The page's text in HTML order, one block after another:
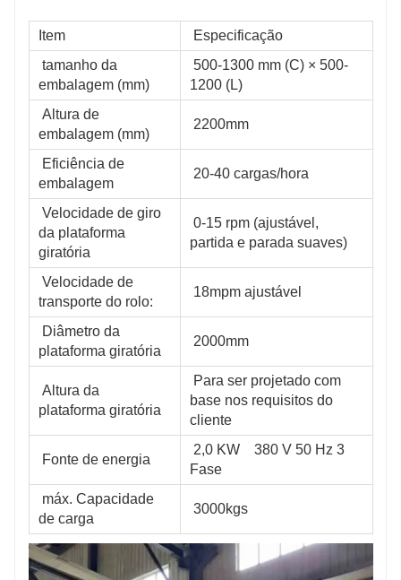
Item
Especificação
embalagem (mm)
1200 (L)
embalagem (mm)
2200mm
embalagem
20-40 cargas/hora
da plataforma
giratória
partida e parada suaves)
transporte do rolo:
18mpm ajustável
plataforma giratória
2000mm
plataforma giratória
base nos requisitos do
cliente
Fonte de energia
Fase
de carga
3000kgs